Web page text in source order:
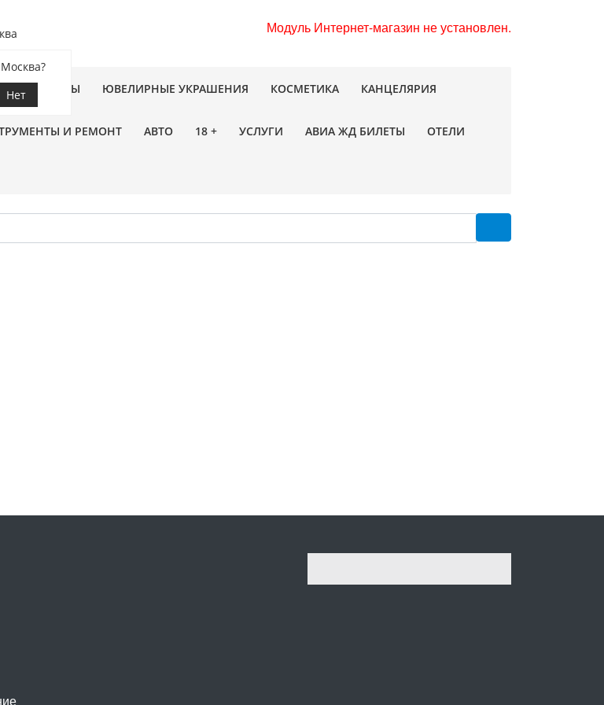
Модуль Интернет-магазин не установлен.
Нет ЦВЕТЫ ЮВЕЛИРНЫЕ УКРАШЕНИЯ КОСМЕТИКА КАНЦЕЛЯРИЯ
И РЕМОНТ АВТО 18 + УСЛУГИ АВИА ЖД БИЛЕТЫ ОТЕЛИ